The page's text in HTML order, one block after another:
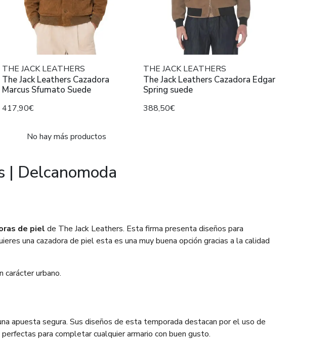
THE JACK LEATHERS
The Jack Leathers Cazadora
Marcus Sfumato Suede
417,90€
THE JACK LEATHERS
The Jack Leathers Cazadora Edgar
Spring suede
388,50€
No hay más productos
| Delcanomoda
de piel de The Jack Leathers. Esta firma presenta diseños para
una cazadora de piel esta es una muy buena opción gracias a la calidad
carácter urbano.
apuesta segura. Sus diseños de esta temporada destacan por el uso de
para completar cualquier armario con buen gusto.